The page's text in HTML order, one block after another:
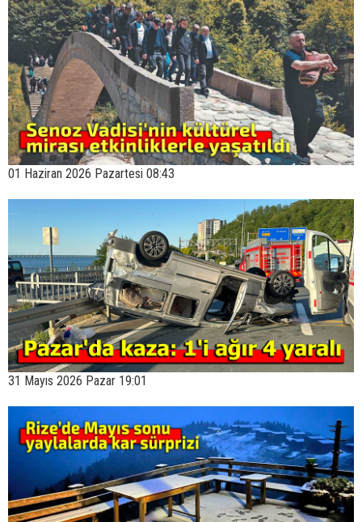
01 Haziran 2026 Pazartesi 08:43
31 Mayıs 2026 Pazar 19:01